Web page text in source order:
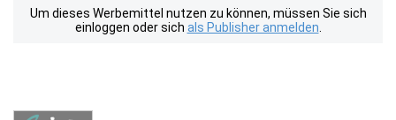
Um dieses Werbemittel nutzen zu können, müssen Sie sich
einloggen oder sich als Publisher anmelden